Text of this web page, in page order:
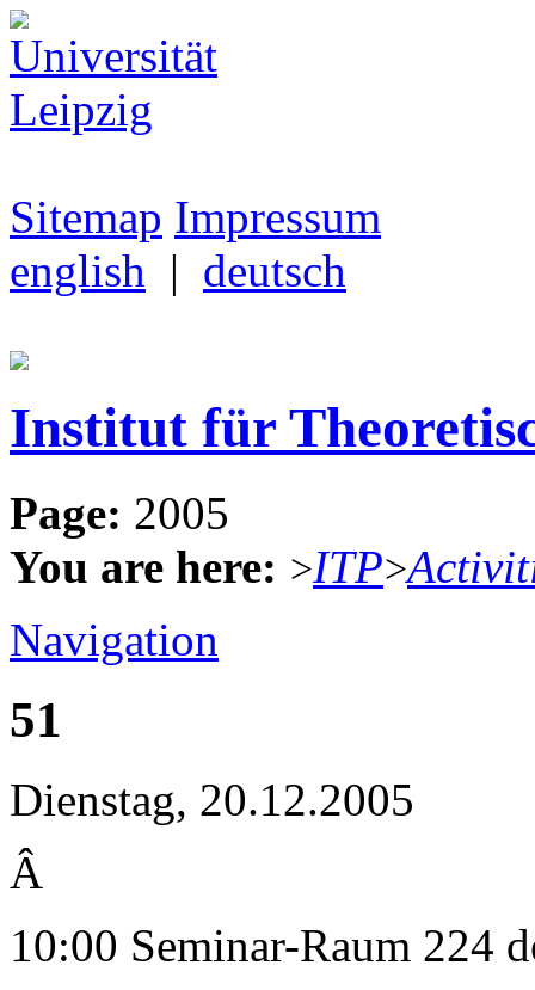
Sitemap Impressum
english | deutsch
Institut für
Page: 2005
You are here: >ITP>
Navigation
51
Dienstag, 20.12.2005
Â
10:00 Seminar-Raum